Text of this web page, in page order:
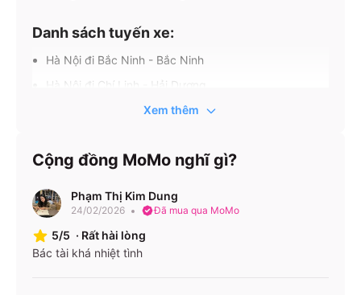
Danh sách tuyến xe:
Hà Nội đi Bắc Ninh - Bắc Ninh
Hà Nội đi Chí Linh - Hải Dương
Hà Nội đi Đông Triều - Quảng Ninh
Hà Nội đi Hạ Long - Quảng Ninh
Uông Bí - Quảng Ninh đi Hà Nội
Đông Triều - Quảng Ninh đi Hà Nội
Chí Linh - Hải Dương đi Hà Nội
Xem thêm
Cộng đồng MoMo nghĩ gì?
Phạm Thị Kim Dung
24/02/2026 Đã mua qua MoMo
5/5 · Rất hài lòng
Bác tài khá nhiệt tình